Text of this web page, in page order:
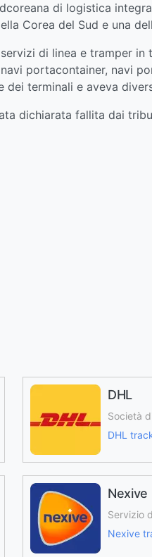
di logistica
Corea del Sud e una
di linea e tramper
portacontainer, navi
terminali e aveva
dichiarata fallita dai
DHL
Società
DHL
Nexive
Servizio
Nexive